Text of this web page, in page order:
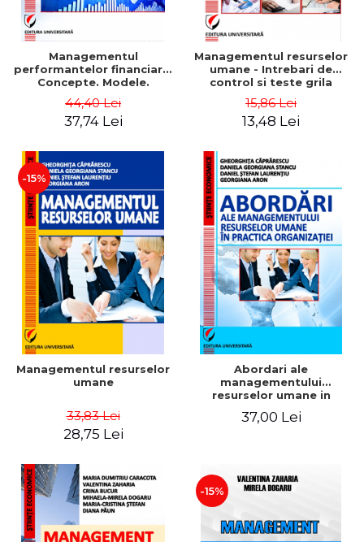
Managementul
performantelor financiare.
Concepte. Modele.
44,40 Lei
37,74 Lei
Managementul resurselor
umane - Intrebari de
control si teste grila
15,86 Lei
13,48 Lei
-15%
Managementul resurselor
umane
33,83 Lei
28,75 Lei
Abordari ale
managementului
resurselor umane in
37,00 Lei
-15%